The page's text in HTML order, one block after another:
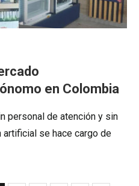
en Colombia
personal de atención y sin
se hace cargo de